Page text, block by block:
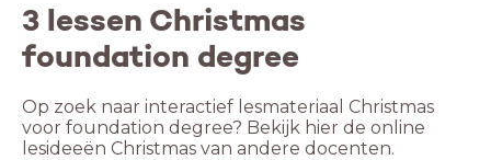
3 lessen Christmas
foundation degree
Op zoek naar interactief lesmateriaal Christmas
voor foundation degree? Bekijk hier de online
lesideeën Christmas van andere docenten.